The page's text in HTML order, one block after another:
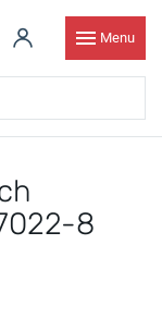
Menu
8